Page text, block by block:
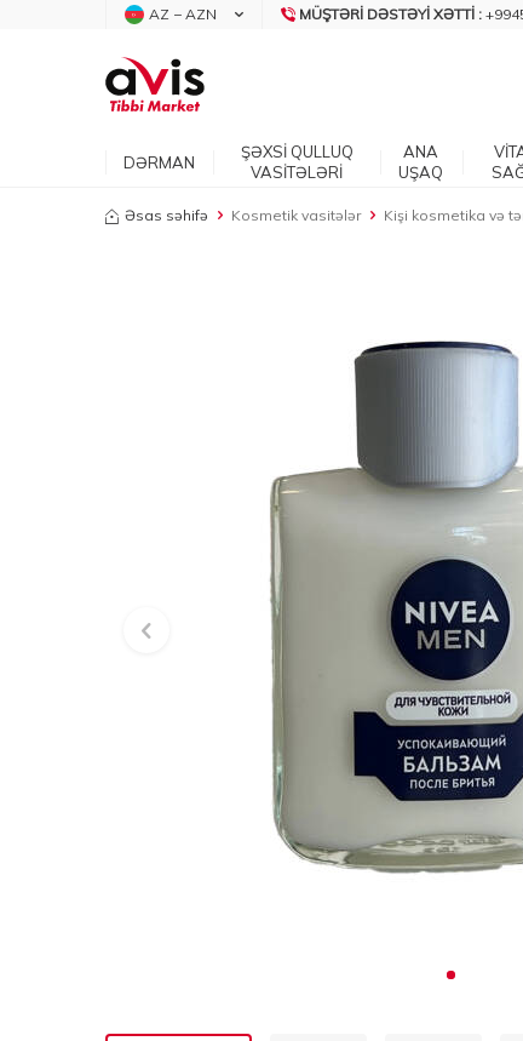
AZ − AZN MÜŞTƏRI DƏSTƏYI XƏTTI :
DƏRMAN
ŞƏXSİ QULLUQ
VASİTƏLƏRİ
ANA
UŞAQ
Əsas səhifə Kosmetik vasitələr Kişi kosmetika və